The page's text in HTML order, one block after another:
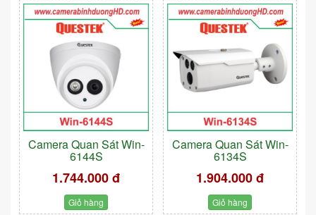
Camera Quan Sát Win-
6144S
1.744.000 đ
Giỏ hàng
Camera Quan Sát Win-
6134S
1.904.000 đ
Giỏ hàng